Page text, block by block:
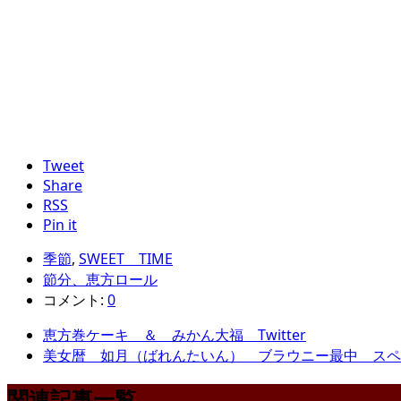
Tweet
Share
RSS
Pin it
季節, SWEET TIME
節分、恵方ロール
コメント: 0
恵方巻ケーキ ＆ みかん大福 Twitter
美女暦 如月（ばれんたいん） ブラウニー最中 スペ